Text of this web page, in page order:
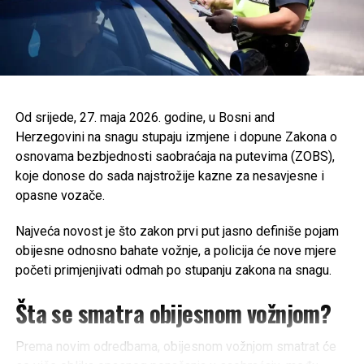
Tweet Share
Mail
Od srijede, 27. maja 2026. godine, u Bosni and
Herzegovinina snagu stupaju izmjene i dopune Zakona o
osnovama bezbjednosti saobraćaja na putevima (ZOBS),
koje donose do sada najstrožije kazne za nesavjesne i
opasne vozače.
Najveća novost je što zakon prvi put jasno definiše pojam
obijesne odnosno bahate vožnje, a policija će nove mjere
početi primjenjivati odmah po stupanju zakona na snagu.
Šta se smatra obijesnom vožnjom?
Prema novim odredbama, obijesnom vožnjom smatrat će